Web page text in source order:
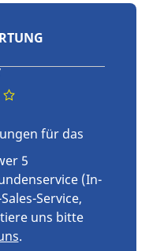
für das
5
(In-
Service,
uns bitte
.